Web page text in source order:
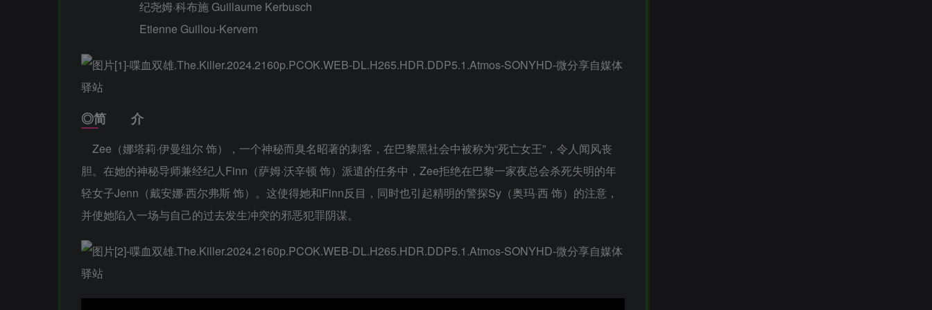
纪尧姆·科布施 Guillaume Kerbusch
Etienne Guillou-Kervern
◎简 介
Zee（娜塔莉·伊曼纽尔 饰），一个神秘而臭名昭著的刺客，在巴黎黑社会中被称为“死亡女王”，令人闻风丧
胆。在她的神秘导师兼经纪人Finn（萨姆·沃辛顿 饰）派遣的任务中，Zee拒绝在巴黎一家夜总会杀死失明的年
轻女子Jenn（戴安娜·西尔弗斯 饰）。这使得她和Finn反目，同时也引起精明的警探Sy（奥玛·西 饰）的注意，
并使她陷入一场与自己的过去发生冲突的邪恶犯罪阴谋。